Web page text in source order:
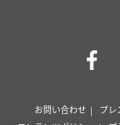
お問い合わせ プレ